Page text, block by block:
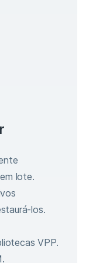
lote.
VPP.